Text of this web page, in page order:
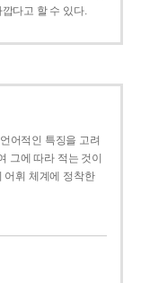
다고 할 수 있다.
어적인 특징을 고려
그에 따라 적는 것이
어휘 체계에 정착한